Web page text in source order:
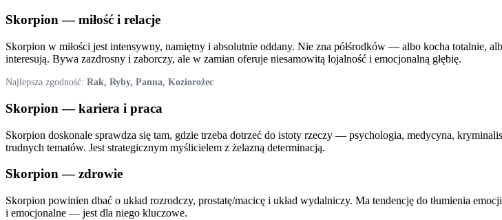
Skorpion— miłość i relacje
Skorpion w miłości jest intensywny, namiętny i absolutnie oddany. Nie zna półśrodków — albo kocha totalnie,
interesują. Bywa zazdrosny i zaborczy, ale w zamian oferuje niesamowitą lojalność i emocjonalną głębię.
Najlepsza zgodność: Rak, Ryby, Panna, Koziorożec
Skorpion — kariera i praca
Skorpion doskonale sprawdza się tam, gdzie trzeba dotrzeć do istoty rzeczy — psychologia, medycyna,
trudnych tematów. Jest strategicznym myślicielem z żelazną determinacją.
Skorpion— zdrowie
Skorpion powinien dbać o układ rozrodczy, prostatę/macicę i układ wydalniczy. Ma tendencję do tłumienia
i emocjonalne — jest dla niego kluczowe.